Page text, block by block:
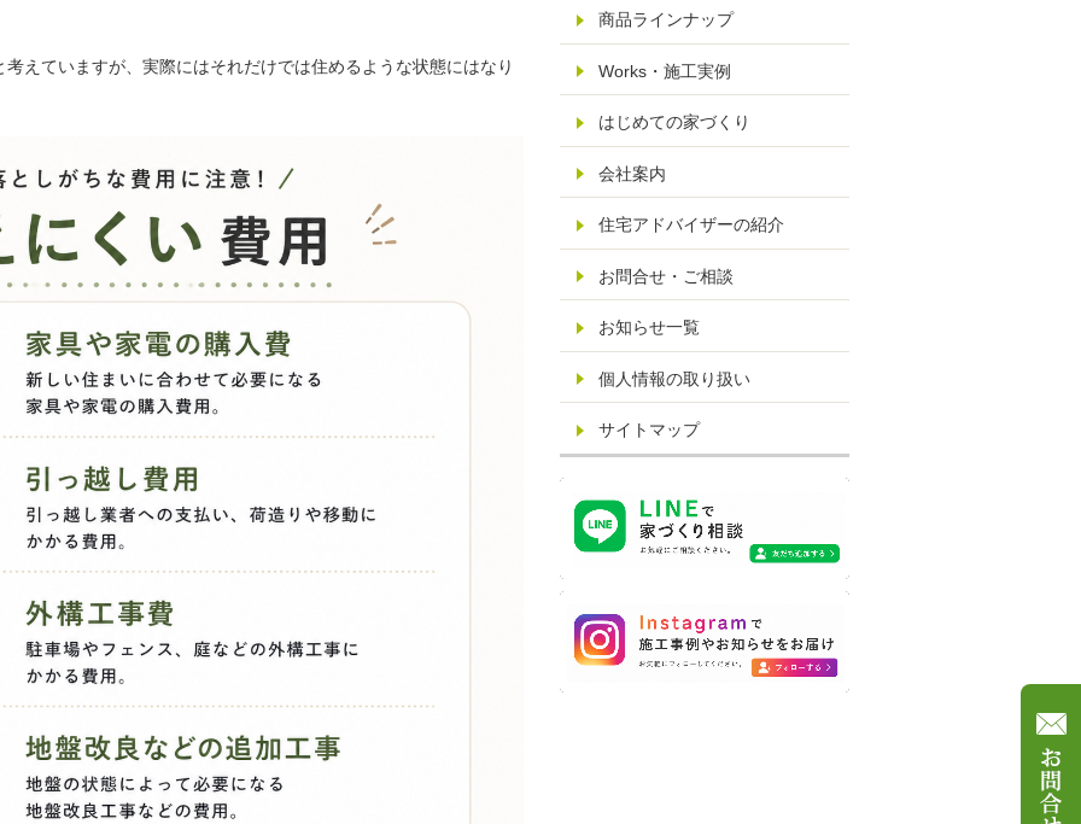
えていますが、実際にはそれだけでは住めるような状態にはなり
商品ラインナップ
Works・施工実例
はじめての家づくり
会社案内
住宅アドバイザーの紹介
お問合せ・ご相談
お知らせ一覧
個人情報の取り扱い
サイトマップ